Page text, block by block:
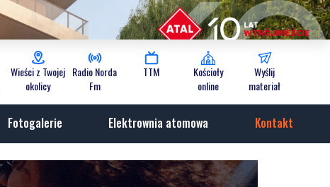
Wieści z Twojej
okolicy
Radio Norda
Fm
TTM
Kościoły
online
Wyślij
materiał
Fotogalerie Elektrownia atomowa Kontakt